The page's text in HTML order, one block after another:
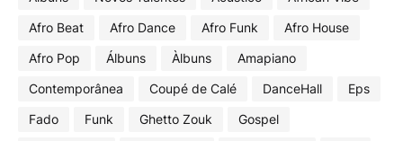
Afro Beat
Afro Dance Afro Funk
Afro House
Afro Pop
Álbuns Àlbuns
Amapiano
Contemporânea
Coupé de Calé DanceHall
Eps
Fado
Funk Ghetto Zouk
Gospel